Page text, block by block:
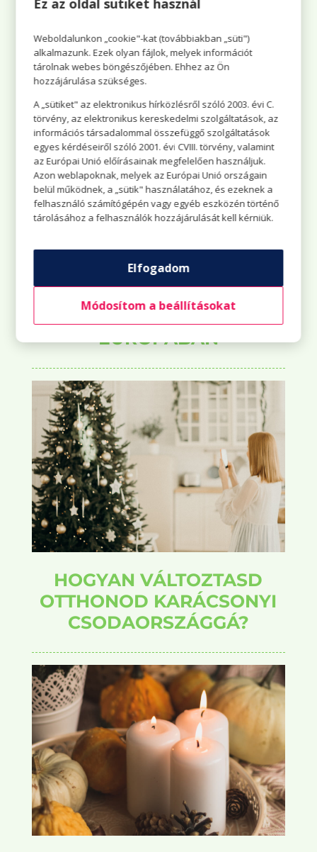
A LEGJOBB TIPPEK AZ
AJÁNDÉKOZÁS
MEGKÖNNYÍTÉSÉHEZ
VARÁZSLATOS
KARÁCSONYI VÁSÁROK
EURÓPÁBAN
HOGYAN VÁLTOZTASD
OTTHONOD KARÁCSONYI
CSODAORSZÁGGÁ?
Ez az oldal sütiket használ
Weboldalunkon „cookie"-kat (továbbiakban „süti")
alkalmazunk. Ezek olyan fájlok, melyek információt
tárolnak webes böngészőjében. Ehhez az Ön
hozzájárulása szükséges.
A „sütiket" az elektronikus hírközlésről szóló 2003. évi C.
törvény, az elektronikus kereskedelmi szolgáltatások, az
információs társadalommal összefüggő szolgáltatások
egyes kérdéseiről szóló 2001. évi CVIII. törvény, valamint
az Európai Unió előírásainak megfelelően használjuk.
Azon weblapoknak, melyek az Európai Unió országain
belül működnek, a „sütik" használatához, és ezeknek a
felhasználó számítógépén vagy egyéb eszközén történő
tárolásához a felhasználók hozzájárulását kell kérniük.
Elfogadom
Módosítom a beállításokat